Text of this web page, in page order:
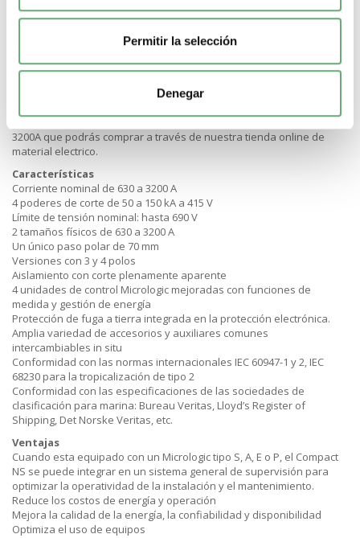
Permitir la selección
Denegar
MÁS DETALLES ACERCA DE...
Compact NS
interruptores automáticos Compact NS de caja moldeada de 630A a
3200A que podrás comprar a través de nuestra tienda online de
material electrico.
Características
Corriente nominal de 630 a 3200 A
4 poderes de corte de 50 a 150 kA a 415 V
Límite de tensión nominal: hasta 690 V
2 tamaños físicos de 630 a 3200 A
Un único paso polar de 70 mm
Versiones con 3 y 4 polos
Aislamiento con corte plenamente aparente
4 unidades de control Micrologic mejoradas con funciones de
medida y gestión de energía
Protección de fuga a tierra integrada en la protección electrónica.
Amplia variedad de accesorios y auxiliares comunes
intercambiables in situ
Conformidad con las normas internacionales IEC 60947-1 y 2, IEC
68230 para la tropicalización de tipo 2
Conformidad con las especificaciones de las sociedades de
clasificación para marina: Bureau Veritas, Lloyd’s Register of
Shipping, Det Norske Veritas, etc.
Ventajas
Cuando esta equipado con un Micrologic tipo S, A, E o P, el Compact
NS se puede integrar en un sistema general de supervisión para
optimizar la operatividad de la instalación y el mantenimiento.
Reduce los costos de energía y operación
Mejora la calidad de la energía, la confiabilidad y disponibilidad
Optimiza el uso de equipos